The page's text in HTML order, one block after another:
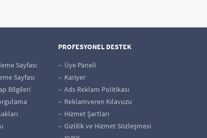
Sayfası
Sayfası
Bilgileri
PROFESYONEL DESTEK
Üye Paneli
Kariyer
Ads Reklam Politikası
Reklamveren Kılavuzu
Hizmet Şartları
Gizlilik ve Hizmet Sözleşmesi